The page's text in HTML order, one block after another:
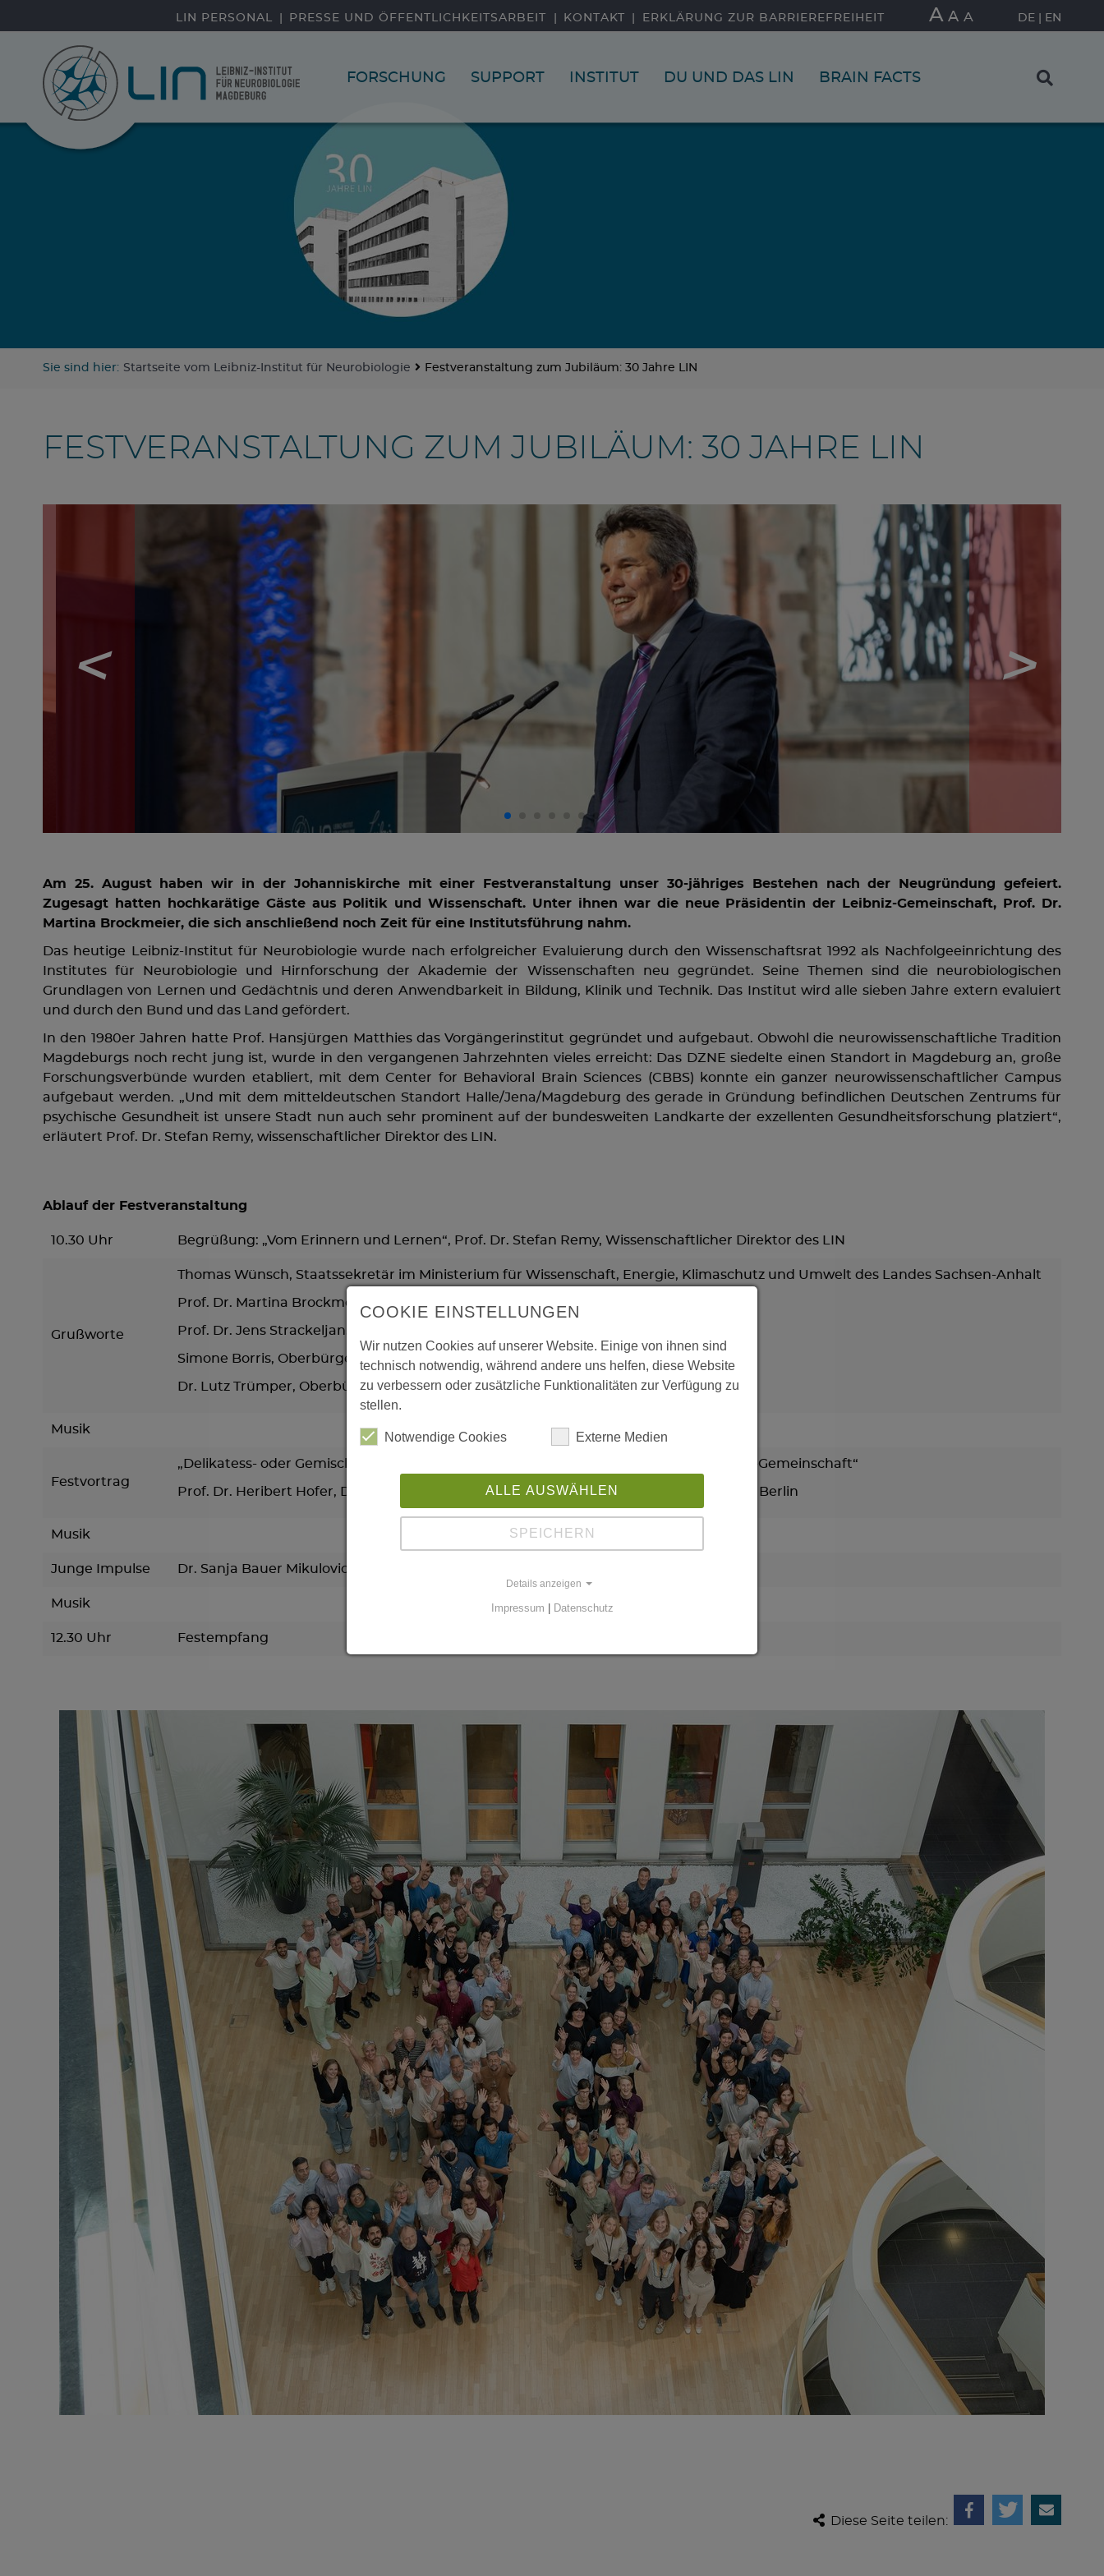
LIN PERSONAL PRESSE UND ÖFFENTLICHKEITSARBEIT KONTAKT ERKLÄRUNG ZUR BARRIEREFREIHEIT A A A DE EN
FORSCHUNG SUPPORT INSTITUT DU UND DAS LIN BRAIN FACTS
Sie sind hier: Startseite vom Leibniz-Institut für Neurobiologie Festveranstaltung zum Jubiläum: 30 Jahre LIN
FESTVERANSTALTUNG ZUM JUBILÄUM: 30 JAHRE LIN
Am 25. August haben wir in der Johanniskirche mit einer Festveranstaltung unser 30-jähriges Bestehen nach der Neugründung gefeiert.
Zugesagt hatten hochkarätige Gäste aus Politik und Wissenschaft. Unter ihnen war die neue Präsidentin der Leibniz-Gemeinschaft, Prof. Dr.
Martina Brockmeier, die sich anschließend noch Zeit für eine Institutsführung nahm.
Das heutige Leibniz-Institut für Neurobiologie wurde nach erfolgreicher Evaluierung durch den Wissenschaftsrat 1992 als Nachfolgeeinrichtung des
Institutes für Neurobiologie und Hirnforschung der Akademie der Wissenschaften neu gegründet. Seine Themen sind die neurobiologischen
Grundlagen von Lernen und Gedächtnis und deren Anwendbarkeit in Bildung, Klinik und Technik. Das Institut wird alle sieben Jahre extern evaluiert
und durch den Bund und das Land gefördert.
In den 1980er Jahren hatte Prof. Hansjürgen Matthies das Vorgängerinstitut gegründet und aufgebaut. Obwohl die neurowissenschaftliche Tradition
Magdeburgs noch recht jung ist, wurde in den vergangenen Jahrzehnten vieles erreicht: Das DZNE siedelte einen Standort in Magdeburg an, große
Forschungsverbünde wurden etabliert, mit dem Center for Behavioral Brain Sciences (CBBS) konnte ein ganzer neurowissenschaftlicher Campus
aufgebaut werden. „Und mit dem mitteldeutschen Standort Halle/Jena/Magdeburg des gerade in Gründung befindlichen Deutschen Zentrums für
psychische Gesundheit ist unsere Stadt nun auch sehr prominent auf der bundesweiten Landkarte der exzellenten Gesundheitsforschung platziert“,
erläutert Prof. Dr. Stefan Remy, wissenschaftlicher Direktor des LIN.
Ablauf der Festveranstaltung
10.30 Uhr Begrüßung: „Vom Erinnern und Lernen“, Prof. Dr. Stefan Remy, Wissenschaftlicher Direktor des LIN
Grußworte
Thomas Wünsch, Staatssekretär im Ministerium für Wissenschaft, Energie, Klimaschutz und Umwelt des Landes Sachsen-Anhalt
Prof. Dr. Martina Brockmeier, Präsidentin der Leibniz-Gemeinschaft
Prof. Dr. Jens Strackeljan, Rektor der Otto-von-Guericke-Universität Magdeburg
Simone Borris, Oberbürgermeisterin der Stadt Magdeburg
Dr. Lutz Trümper, Oberbürgermeister a.D. der Stadt Magdeburg
Musik
Festvortrag
„Delikatess- oder Gemischtwarenladen? – Betrachtungen zur Entwicklung der Leibniz-Gemeinschaft“
Prof. Dr. Heribert Hofer, Direktor des Leibniz-Institutes für Zoo- und Wildtierforschung Berlin
Musik
Junge Impulse Dr. Sanja Bauer Mikulovic & Dr. Max-Philipp Stenner, LIN
Musik
12.30 Uhr Festempfang
Diese Seite teilen:
COOKIE EINSTELLUNGEN
Wir nutzen Cookies auf unserer Website. Einige von ihnen sind
technisch notwendig, während andere uns helfen, diese Website
zu verbessern oder zusätzliche Funktionalitäten zur Verfügung zu
stellen.
Notwendige Cookies Externe Medien
ALLE AUSWÄHLEN
SPEICHERN
Details anzeigen
Impressum | Datenschutz